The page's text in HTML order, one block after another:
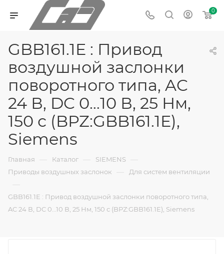
0
GBB161.1E : Привод
воздушной заслонки
поворотного типа, AC
24 В, DC 0…10 В, 25 Нм,
150 с (BPZ:GBB161.1E),
Siemens
Главная — Каталог — SIEMENS —
Приводы воздушных заслонок — Для систем вентиляции
—
GBB161.1E : Привод воздушной заслонки поворотного типа,
AC 24 В, DC 0…10 В, 25 Нм, 150 с (BPZ:GBB161.1E), Siemens